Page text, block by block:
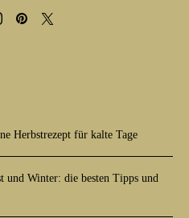
Herbstrezept für kalte Tage
Winter: die besten Tipps und